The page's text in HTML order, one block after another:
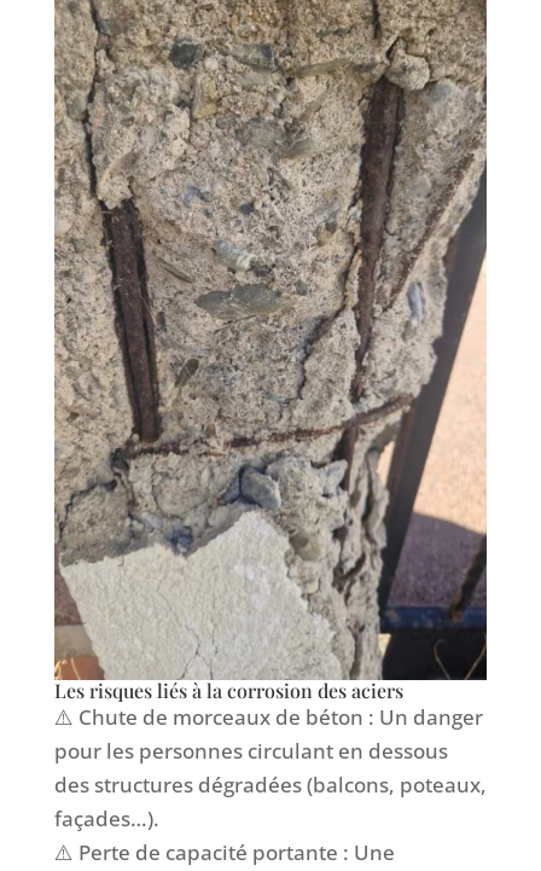
Les risques liés à la corrosion des aciers
⚠️ Chute de morceaux de béton : Un danger
pour les personnes circulant en dessous
des structures dégradées (balcons, poteaux,
façades…).
⚠️ Perte de capacité portante : Une